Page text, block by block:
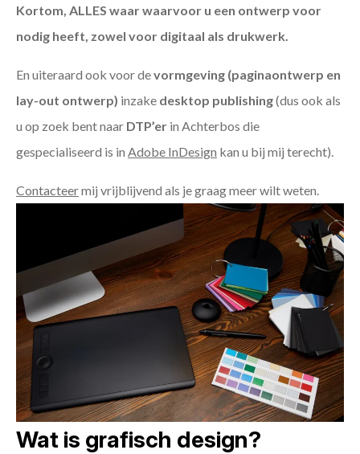
Kortom, ALLES waar waarvoor u een ontwerp voor
nodig heeft, zowel voor digitaal als drukwerk.
En uiteraard ook voor devormgeving (paginaontwerp en
lay-out ontwerp) inzake desktop publishing(dus ook als
u op zoek bent naar DTP’er in Achterbos die
gespecialiseerd is in Adobe InDesign kan u bij mij terecht).
Contacteermij vrijblijvend als je graag meer wilt weten.
Wat is grafisch design?